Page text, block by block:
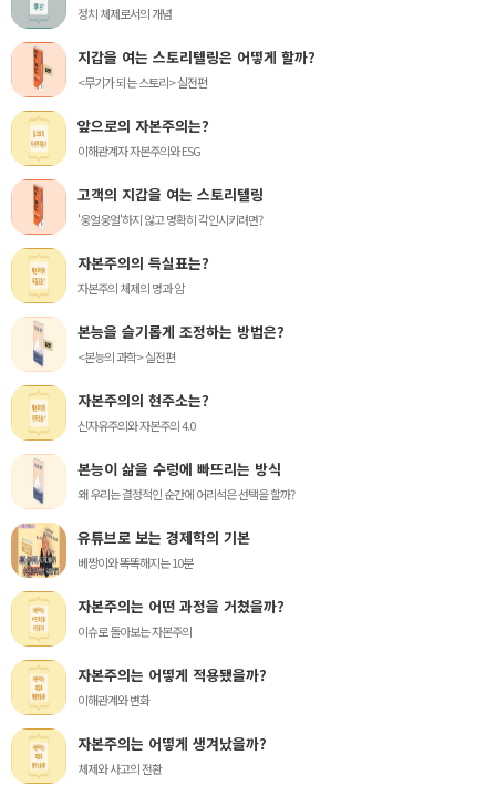
정치 체제로서의 개념
지갑을 여는 스토리텔링은 어떻게 할까?
<무기가 되는 스토리> 실전편
앞으로의 자본주의는?
이해관계자 자본주의와 ESG
고객의 지갑을 여는 스토리텔링
'웅얼웅얼'하지 않고 명확히 각인시키려면?
자본주의의 득실표는?
자본주의 체제의 명과 암
본능을 슬기롭게 조정하는 방법은?
<본능의 과학> 실전편
자본주의의 현주소는?
신자유주의와 자본주의 4.0
본능이 삶을 수렁에 빠뜨리는 방식
왜 우리는 결정적인 순간에 어리석은 선택을 할까?
유튜브로 보는 경제학의 기본
베짱이와 똑똑해지는 10분
자본주의는 어떤 과정을 거쳤을까?
이슈로 돌아보는 자본주의
자본주의는 어떻게 적용됐을까?
이해관계와 변화
자본주의는 어떻게 생겨났을까?
체제와 사고의 전환